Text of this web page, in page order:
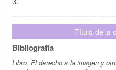
Título de la
Bibliografía
Libro: El derecho a la imagen y